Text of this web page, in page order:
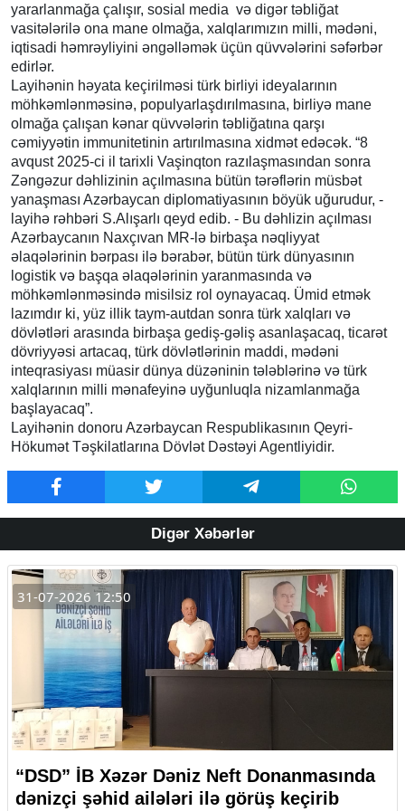
yararlanmağa çalışır, sosial media və digər təbliğat
vasitələrilə ona mane olmağa, xalqlarımızın milli, mədəni,
iqtisadi həmrəyliyini əngəlləmək üçün qüvvələrini səfərbər
edirlər.
Layihənin həyata keçirilməsi türk birliyi ideyalarının
möhkəmlənməsinə, populyarlaşdırılmasına, birliyə mane
olmağa çalışan kənar qüvvələrin təbliğatına qarşı
cəmiyyətin immunitetinin artırılmasına xidmət edəcək. “8
avqust 2025-ci il tarixli Vaşinqton razılaşmasından sonra
Zəngəzur dəhlizinin açılmasına bütün tərəflərin müsbət
yanaşması Azərbaycan diplomatiyasının böyük uğurudur, -
layihə rəhbəri S.Alışarlı qeyd edib. - Bu dəhlizin açılması
Azərbaycanın Naxçıvan MR-lə birbaşa nəqliyyat
əlaqələrinin bərpası ilə bərabər, bütün türk dünyasının
logistik və başqa əlaqələrinin yaranmasında və
möhkəmlənməsində misilsiz rol oynayacaq. Ümid etmək
lazımdır ki, yüz illik taym-autdan sonra türk xalqları və
dövlətləri arasında birbaşa gediş-gəliş asanlaşacaq, ticarət
dövriyyəsi artacaq, türk dövlətlərinin maddi, mədəni
inteqrasiyası müasir dünya düzəninin tələblərinə və türk
xalqlarının milli mənafeyinə uyğunluqla nizamlanmağa
başlayacaq”.
Layihənin donoru Azərbaycan Respublikasının Qeyri-
Hökumət Təşkilatlarına Dövlət Dəstəyi Agentliyidir.
Digər Xəbərlər
31-07-2026 12:50
“DSD” İB Xəzər Dəniz Neft Donanmasında
dənizçi şəhid ailələri ilə görüş keçirib